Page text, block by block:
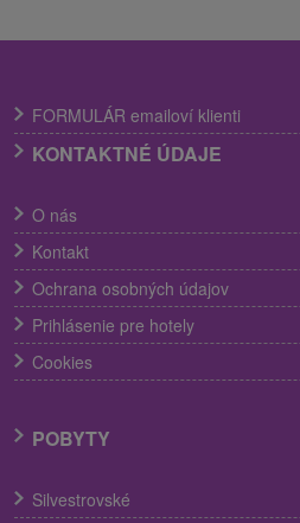
FORMULÁR emailoví klienti
KONTAKTNÉ ÚDAJE
O nás
Kontakt
Ochrana osobných údajov
Prihlásenie pre hotely
Cookies
POBYTY
Silvestrovské